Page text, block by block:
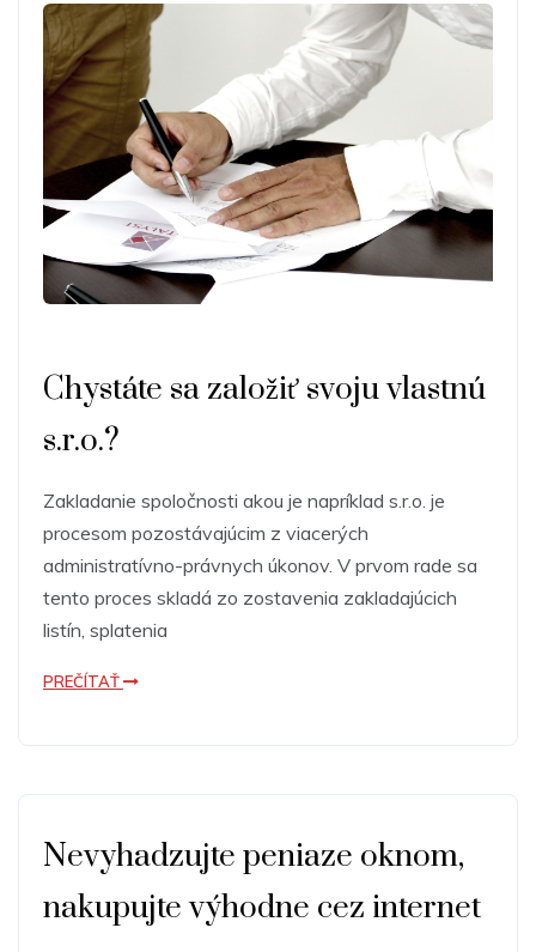
Chystáte sa založiť svoju vlastnú
s.r.o.?
Zakladanie spoločnosti akou je napríklad s.r.o. je
procesom pozostávajúcim z viacerých
administratívno-právnych úkonov. V prvom rade sa
tento proces skladá zo zostavenia zakladajúcich
listín, splatenia
PREČÍTAŤ
Nevyhadzujte peniaze oknom,
nakupujte výhodne cez internet